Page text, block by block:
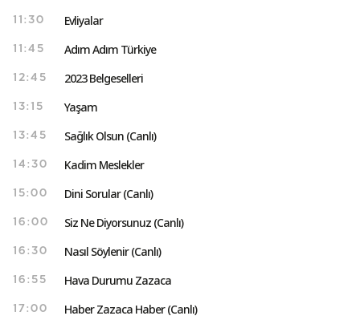
11:30 Evliyalar
11:45 Adım Adım Türkiye
12:45 2023 Belgeselleri
13:15 Yaşam
13:45 Sağlık Olsun (Canlı)
14:30 Kadim Meslekler
15:00 Dini Sorular (Canlı)
16:00 Siz Ne Diyorsunuz (Canlı)
16:30 Nasıl Söylenir (Canlı)
16:55 Hava Durumu Zazaca
17:00 Haber Zazaca Haber (Canlı)